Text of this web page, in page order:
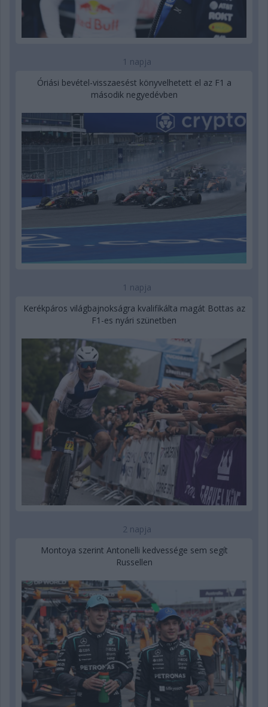
1 napja
Óriási bevétel-visszaesést könyvelhetett el az F1 a
második negyedévben
1 napja
Kerékpáros világbajnokságra kvalifikálta magát Bottas az
F1-es nyári szünetben
2 napja
Montoya szerint Antonelli kedvessége sem segít
Russellen